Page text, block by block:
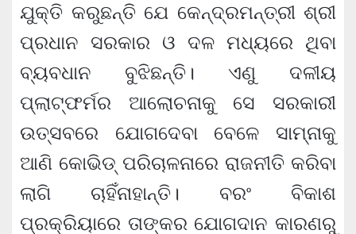
ଯୁକ୍ତି କରୁଛନ୍ତି ଯେ କେନ୍ଦ୍ରମନ୍ତ୍ରୀ ଶ୍ରୀ
ପ୍ରଧାନ ସରକାର ଓ ଦଳ ମଧ୍ୟରେ ଥିବା
ବ୍ୟବଧାନ ବୁଝିଛନ୍ତି। ଏଣୁ ଦଳୀୟ
ପ୍ଲାଟ୍‌ଫର୍ମର ଆଲୋଚନାକୁ ସେ ସରକାରୀ
ଉତ୍ସବରେ ଯୋଗଦେବା ବେଳେ ସାମ୍ନାକୁ
ଆଣି କୋଭିଡ୍‌ ପରିଚାଳନାରେ ରାଜନୀତି କରିବା
ଲାଗି ଚାହିଁନାହାନ୍ତି। ବରଂ ବିକାଶ
ପ୍ରକ୍ରିୟାରେ ତାଙ୍କର ଯୋଗଦାନ କାରଣରୁ